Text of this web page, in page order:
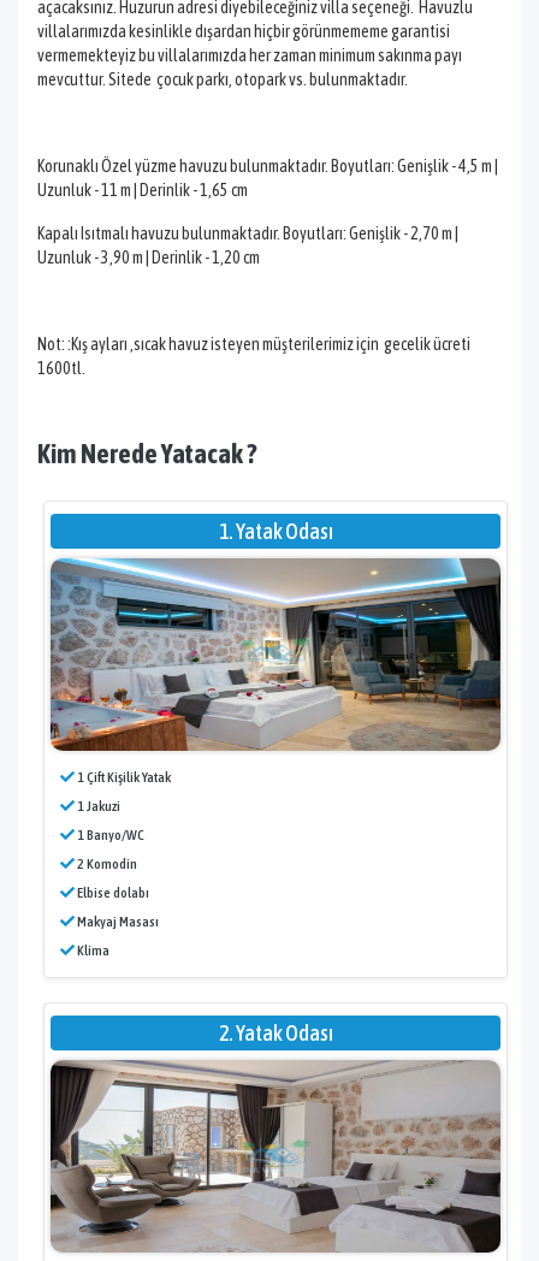
açacaksınız. Huzurun adresi diyebileceğiniz villa seçeneği. Havuzlu
villalarımızda kesinlikle dışardan hiçbir görünmememe garantisi
vermemekteyiz bu villalarımızda her zaman minimum sakınma payı
mevcuttur. Sitede çocuk parkı, otopark vs. bulunmaktadır.
Korunaklı Özel yüzme havuzu bulunmaktadır. Boyutları: Genişlik - 4,5 m |
Uzunluk - 11 m | Derinlik - 1,65 cm
Kapalı Isıtmalı havuzu bulunmaktadır. Boyutları: Genişlik - 2,70 m |
Uzunluk - 3,90 m | Derinlik - 1,20 cm
Not: :Kış ayları ,sıcak havuz isteyen müşterilerimiz için gecelik ücreti
1600tl.
Kim Nerede Yatacak ?
1. Yatak Odası
1 Çift Kişilik Yatak
1 Jakuzi
1 Banyo/WC
2 Komodin
Elbise dolabı
Makyaj Masası
Klima
2. Yatak Odası